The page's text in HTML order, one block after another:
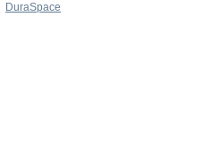
DuraSpace